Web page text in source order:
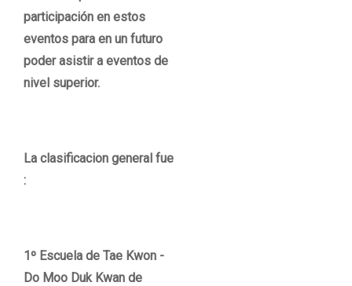
participación en estos
eventos para en un futuro
poder asistir a eventos de
nivel superior.
La clasificacion general fue
:
1º Escuela de Tae Kwon -
Do Moo Duk Kwan de